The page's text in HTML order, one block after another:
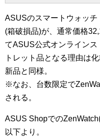
ASUSのスマートウォッ
(箱破損品)が、通常価格
てASUS公式オンライン
トレット品となる理由は
新品と同様。
※なお、台数限定で
される。
ASUS Shopでの
以下より。